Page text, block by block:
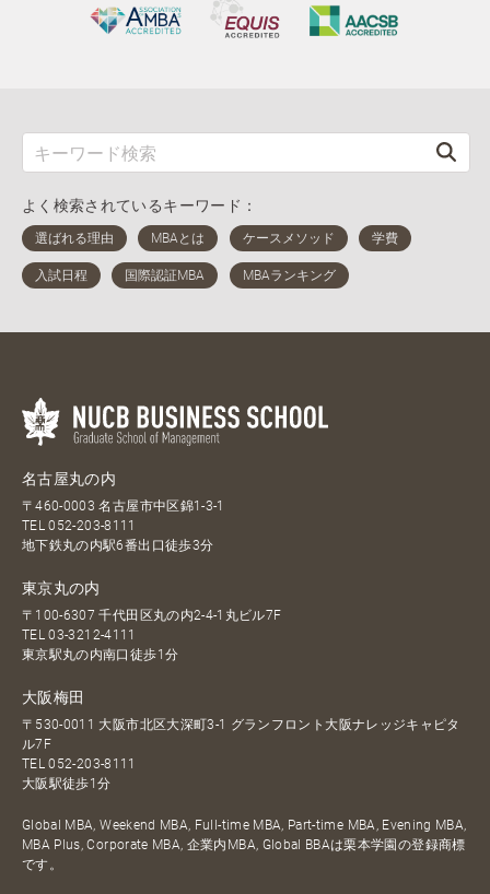
よく検索されているキーワード：
名古屋丸の内
〒460-0003 名古屋市中区錦1-3-1
TEL052-203-8111
地下鉄丸の内駅6番出口徒歩3分
東京丸の内
〒100-6307 千代田区丸の内2-4-1丸ビル7F
TEL03-3212-4111
東京駅丸の内南口徒歩1分
大阪梅田
〒530-0011 大阪市北区大深町3-1 グランフロント大阪ナレッジキャピタ
ル7F
TEL052-203-8111
大阪駅徒歩1分
Global MBA, Weekend MBA, Full-time MBA, Part-time MBA, Evening MBA,
MBA Plus, Corporate MBA, 企業内MBA, Global BBAは栗本学園の登録商標
です。